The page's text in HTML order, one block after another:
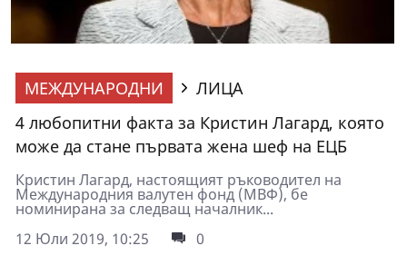
МЕЖДУНАРОДНИ
ЛИЦА
4 любопитни факта за Кристин Лагард, която
може да стане първата жена шеф на ЕЦБ
Кристин Лагард, настоящият ръководител на
Международния валутен фонд (МВФ), бе
номинирана за следващ началник...
12 Юли 2019, 10:25
0